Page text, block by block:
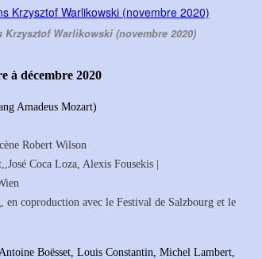
Krzysztof Warlikowski (novembre 2020)
à décembre 2020
Amadeus Mozart)
Robert Wilson
Coca Loza, Alexis Fousekis |
coproduction avec le Festival de Salzbourg et le
Boësset, Louis Constantin, Michel Lambert,